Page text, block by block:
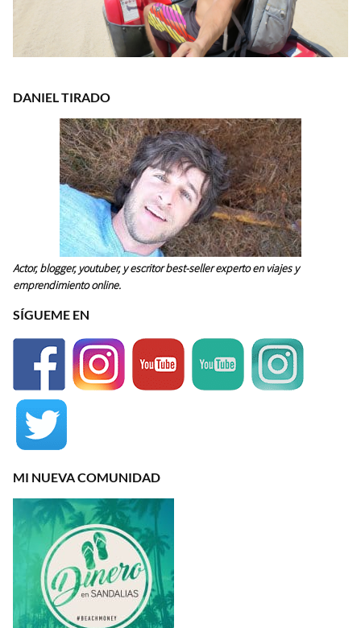
DANIEL TIRADO
Actor, blogger, youtuber, y escritor best-seller experto en viajes y
emprendimiento online.
SÍGUEME EN
MI NUEVA COMUNIDAD